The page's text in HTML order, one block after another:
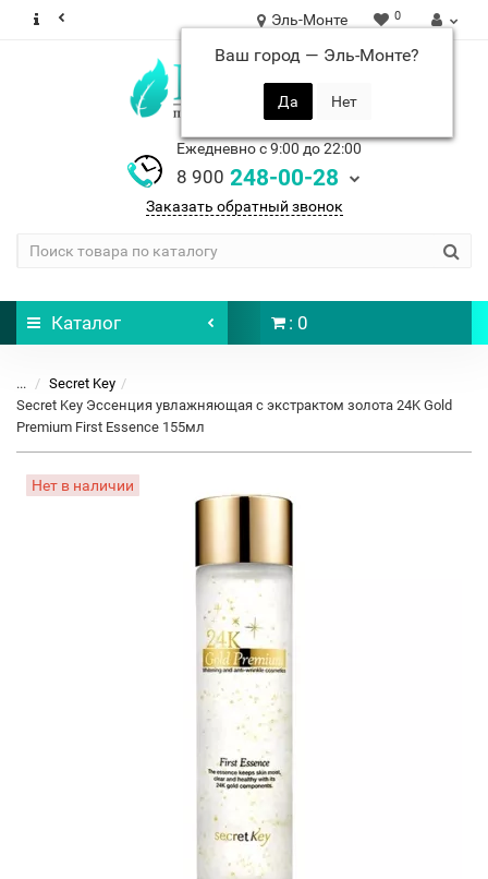
Эль-Монте
Ваш город — Эль-Монте?
0
Ежедневно с 9:00 до 22:00
8 900 248-00-28
Заказать обратный звонок
Каталог : 0
...
Secret Key
Secret Key Эссенция увлажняющая с экстрактом золота 24K Gold
Premium First Essence 155мл
Нет в наличии